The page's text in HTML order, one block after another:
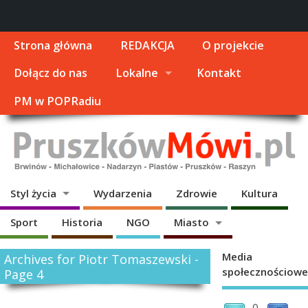
Strona główna REDAKCJA
O projekcie
Dołącz do nas
Lokalne
Kontakt
PM w POPRadiu
Styl życia Wydarzenia Zdrowie Kultura
Sport Historia NGO Miasto
Archives for Piotr Tomaszewski -
Page 4
Media
społecznościowe